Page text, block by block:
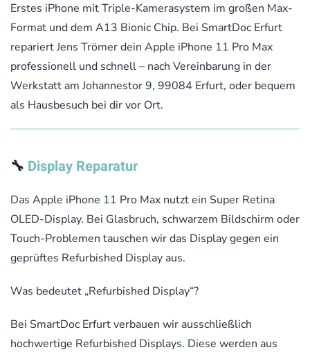
Erstes iPhone mit Triple-Kamerasystem im großen Max-
Format und dem A13 Bionic Chip. Bei SmartDoc Erfurt
repariert Jens Trömer dein Apple iPhone 11 Pro Max
professionell und schnell – nach Vereinbarung in der
Werkstatt am Johannestor 9, 99084 Erfurt, oder bequem
als Hausbesuch bei dir vor Ort.
🔧 Display Reparatur
Das Apple iPhone 11 Pro Max nutzt ein Super Retina
OLED-Display. Bei Glasbruch, schwarzem Bildschirm oder
Touch-Problemen tauschen wir das Display gegen ein
geprüftes Refurbished Display aus.
Was bedeutet „Refurbished Display“?
Bei SmartDoc Erfurt verbauen wir ausschließlich
hochwertige Refurbished Displays. Diese werden aus